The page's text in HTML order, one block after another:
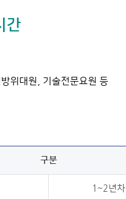
간
위대원, 기술전문요원 등
구분
1~2년차